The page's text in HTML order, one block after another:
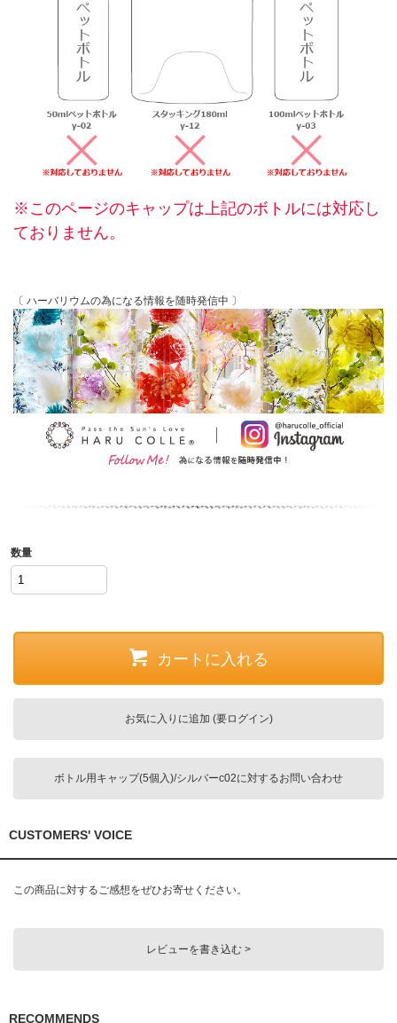
※このページのキャップは上記のボトルには対応し
ておりません。
〔 ハーバリウムの為になる情報を随時発信中 〕
数量
カートに入れる
お気に入りに追加 (要ログイン)
ボトル用キャップ(5個入)/シルバーc02に対するお問い合わせ
CUSTOMERS' VOICE
この商品に対するご感想をぜひお寄せください。
レビューを書き込む >
RECOMMENDS